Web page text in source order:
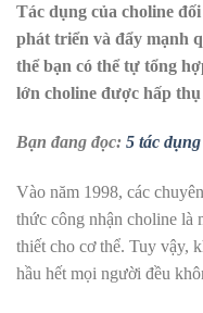
Tác dụng của choline
phát triển và đẩy mạnh
thể bạn có thể tự tổng
lớn choline được hấp
Bạn đang đọc: 5 tác
Vào năm 1998, các
thức công nhận choline là
thiết cho cơ thể. Tuy vậy,
hầu hết mọi người đều